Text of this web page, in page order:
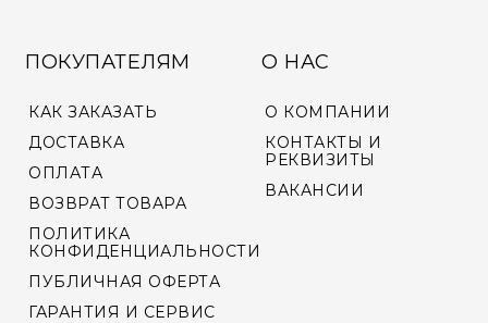
ПОКУПАТЕЛЯМ
КАК ЗАКАЗАТЬ
ДОСТАВКА
ОПЛАТА
ВОЗВРАТ ТОВАРА
ПОЛИТИКА
КОНФИДЕНЦИАЛЬНОСТИ
ПУБЛИЧНАЯ ОФЕРТА
ГАРАНТИЯ И СЕРВИС
О НАС
О КОМПАНИИ
КОНТАКТЫ И
РЕКВИЗИТЫ
ВАКАНСИИ